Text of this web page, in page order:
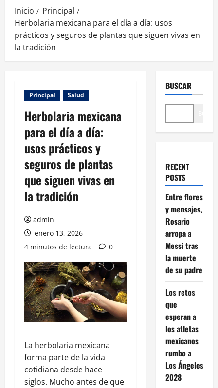
Inicio
Principal
Herbolaria mexicana para el día a día: usos
prácticos y seguros de plantas que siguen vivas en
la tradición
Principal Salud
Herbolaria mexicana
para el día a día:
usos prácticos y
seguros de plantas
que siguen vivas en
la tradición
admin
enero 13, 2026
4 minutos de lectura
0
La herbolaria mexicana
forma parte de la vida
cotidiana desde hace
siglos. Mucho antes de que
BUSCAR
RECENT
POSTS
Entre flores
y mensajes,
Rosario
arropa a
Messi tras
la muerte
de su padre
Los retos
que
esperan a
los atletas
mexicanos
rumbo a
Los Ángeles
2028